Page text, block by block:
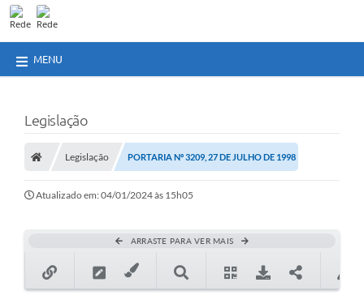
MENU
Legislação
Legislação PORTARIA Nº 3209, 27 DE JULHO DE 1998
Atualizado em: 04/01/2024 às 15h05
ARRASTE PARA VER MAIS